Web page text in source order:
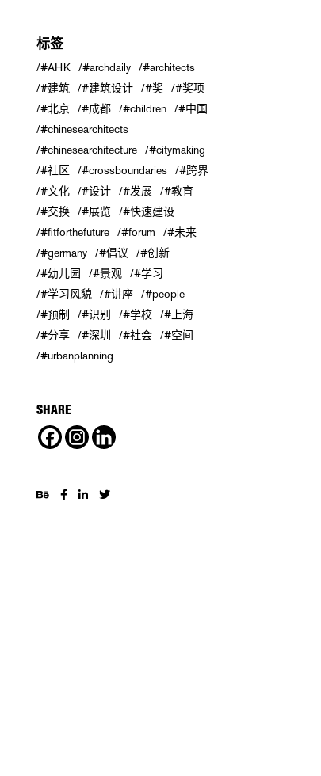
标签
#AHK #archdaily
#architects
#建筑
#建筑设计 #奖
#奖项
#北京
#成都 #children
#中国
#chinesearchitects
#chinesearchitecture
#citymaking
#社区
#crossboundaries
#跨界
#文化
#设计 #发展
#教育
#交换
#展览
#快速建设
#fitforthefuture
#forum
#未来
#germany
#倡议
#创新
#幼儿园
#景观
#学习
#学习风貌
#讲座
#people
#预制
#识别 #学校
#上海
#分享
#深圳 #社会
#空间
#urbanplanning
SHARE